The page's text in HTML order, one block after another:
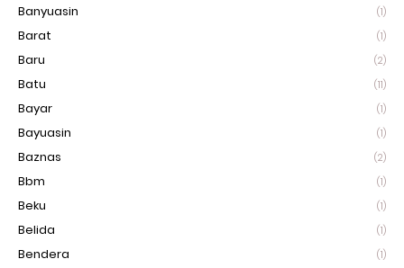
Banyuasin (1)
Barat (1)
Baru (2)
Batu (11)
Bayar (1)
Bayuasin (1)
Baznas (2)
Bbm (1)
Beku (1)
Belida (1)
Bendera (1)